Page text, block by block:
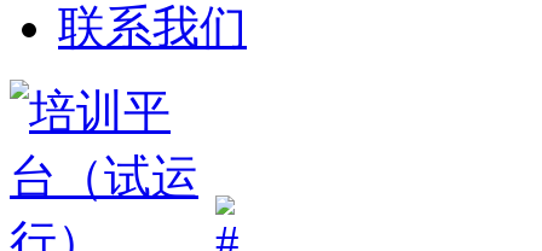
联系我们